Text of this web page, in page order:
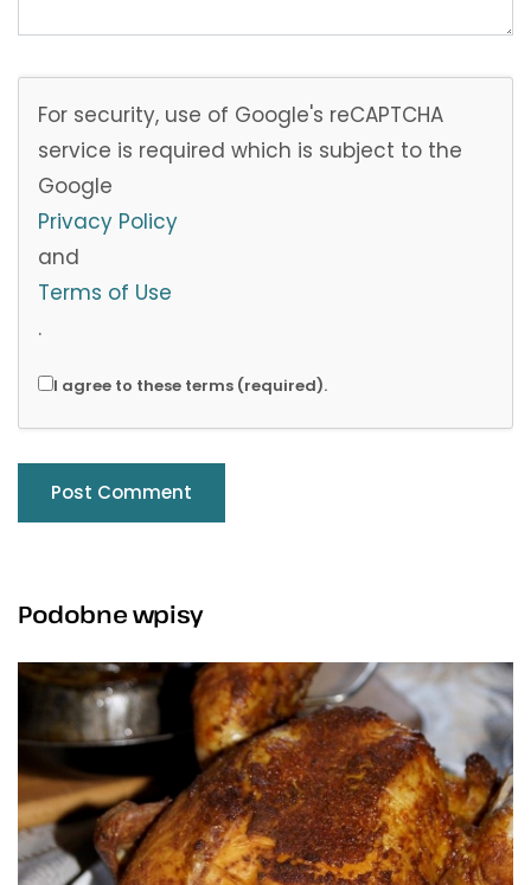
For security, use of Google's reCAPTCHA
service is required which is subject to the
Google
Privacy Policy
and
Terms of Use
.
I agree to these terms (required).
Podobne wpisy